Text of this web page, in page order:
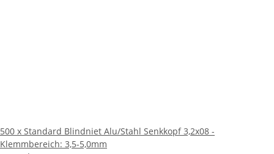
500 x Standard Blindniet Alu/Stahl Senkkopf 3,2x08 -
Klemmbereich: 3,5-5,0mm